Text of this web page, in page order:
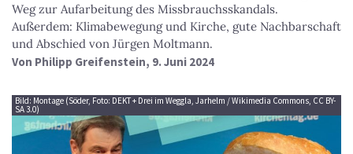
Weg zur Aufarbeitung des Missbrauchsskandals.
Außerdem: Klimabewegung und Kirche, gute Nachbarschaft
und Abschied von Jürgen Moltmann.
Von Philipp Greifenstein, 9. Juni 2024
Bild: Montage (Söder, Foto: DEKT + Drei im Weggla, Jarhelm / Wikimedia Commons, CC BY-
SA 3.0)